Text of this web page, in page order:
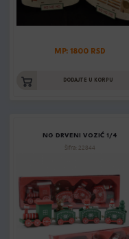
MP: 1800 RSD
DODAJTE U KORPU
NG DRVENI VOZIĆ 1/4
Šifra: 22844